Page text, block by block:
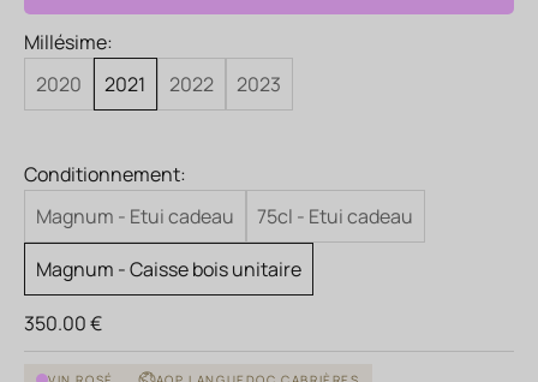
Millésime:
2020
2021 2022 2023
Conditionnement:
Magnum - Etui cadeau
75cl - Etui cadeau
Magnum - Caisse bois unitaire
Prix de vente
350.00 €